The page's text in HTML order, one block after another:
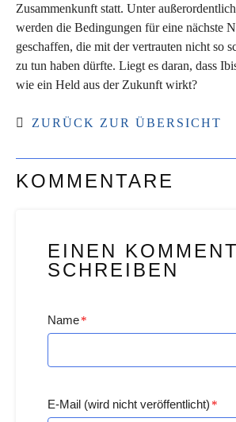
Zusammenkunft statt. Unter
werden die Bedingungen für eine nächste
geschaffen, die mit der vertrauten nicht so
zu tun haben dürfte. Liegt es daran, dass
wie ein Held aus der Zukunft wirkt?
ZURÜCK ZUR ÜBERSICHT
KOMMENTARE
EINEN
SCHREIBEN
Name*
E-Mail (wird nicht veröffentlicht) *